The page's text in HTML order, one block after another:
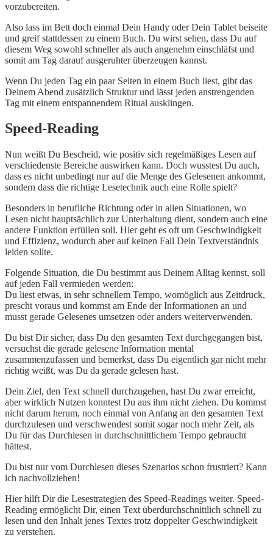
vorzubereiten.
Also lass im Bett doch einmal Dein Handy oder Dein Tablet beiseite
und greif stattdessen zu einem Buch. Du wirst sehen, dass Du auf
diesem Weg sowohl schneller als auch angenehm einschläfst und
somit am Tag darauf ausgeruhter überzeugen kannst.
Wenn Du jeden Tag ein paar Seiten in einem Buch liest, gibt das
Deinem Abend zusätzlich Struktur und lässt jeden anstrengenden
Tag mit einem entspannendem Ritual ausklingen.
Speed-Reading
Nun weißt Du Bescheid, wie positiv sich regelmäßiges Lesen auf
verschiedenste Bereiche auswirken kann. Doch wusstest Du auch,
dass es nicht unbedingt nur auf die Menge des Gelesenen ankommt,
sondern dass die richtige Lesetechnik auch eine Rolle spielt?
Besonders in berufliche Richtung oder in allen Situationen, wo
Lesen nicht hauptsächlich zur Unterhaltung dient, sondern auch eine
andere Funktion erfüllen soll. Hier geht es oft um Geschwindigkeit
und Effizienz, wodurch aber auf keinen Fall Dein Textverständnis
leiden sollte.
Folgende Situation, die Du bestimmt aus Deinem Alltag kennst, soll
auf jeden Fall vermieden werden:
Du liest etwas, in sehr schnellem Tempo, womöglich aus Zeitdruck,
prescht voraus und kommst am Ende der Informationen an und
musst gerade Gelesenes umsetzen oder anders weiterverwenden.
Du bist Dir sicher, dass Du den gesamten Text durchgegangen bist,
versuchst die gerade gelesene Information mental
zusammenzufassen und bemerkst, dass Du eigentlich gar nicht mehr
richtig weißt, was Du da gerade gelesen hast.
Dein Ziel, den Text schnell durchzugehen, hast Du zwar erreicht,
aber wirklich Nutzen konntest Du aus ihm nicht ziehen. Du kommst
nicht darum herum, noch einmal von Anfang an den gesamten Text
durchzulesen und verschwendest somit sogar noch mehr Zeit, als
Du für das Durchlesen in durchschnittlichem Tempo gebraucht
hättest.
Du bist nur vom Durchlesen dieses Szenarios schon frustriert? Kann
ich nachvollziehen!
Hier hilft Dir die Lesestrategien des Speed-Readings weiter. Speed-
Reading ermöglicht Dir, einen Text überdurchschnittlich schnell zu
lesen und den Inhalt jenes Textes trotz doppelter Geschwindigkeit
zu verstehen.